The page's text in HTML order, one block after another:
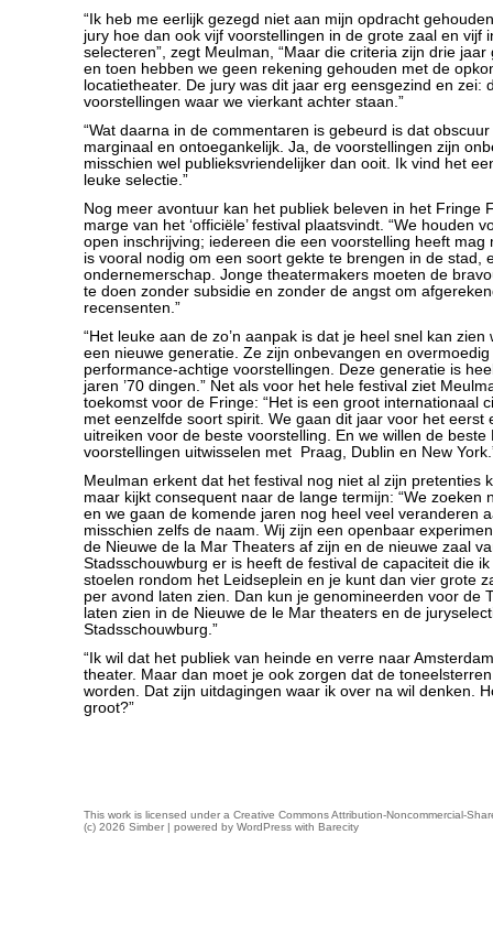
“Ik heb me eerlijk gezegd niet aan mijn opdracht
jury hoe dan ook vijf voorstellingen in de grote zaal en vijf
selecteren”, zegt Meulman, “Maar die criteria zijn drie
en toen hebben we geen rekening gehouden met de
locatietheater. De jury was dit jaar erg eensgezind en zei:
voorstellingen waar we vierkant achter staan.”
“Wat daarna in de commentaren is gebeurd is dat
marginaal en ontoegankelijk. Ja, de voorstellingen zijn
misschien wel publieksvriendelijker dan ooit. Ik vind het
leuke selectie.”
Nog meer avontuur kan het publiek beleven in het Fringe
marge van het ‘officiële’ festival plaatsvindt. “We houden
open inschrijving; iedereen die een voorstelling heeft mag
is vooral nodig om een soort gekte te brengen in de stad,
ondernemerschap. Jonge theatermakers moeten de
te doen zonder subsidie en zonder de angst om
recensenten.”
“Het leuke aan de zo’n aanpak is dat je heel snel kan
een nieuwe generatie. Ze zijn onbevangen en
performance-achtige voorstellingen. Deze generatie is
jaren ’70 dingen.” Net als voor het hele festival ziet
toekomst voor de Fringe: “Het is een groot internationaal
met eenzelfde soort spirit. We gaan dit jaar voor het eerst
uitreiken voor de beste voorstelling. En we willen de beste
voorstellingen uitwisselen met Praag, Dublin en New
Meulman erkent dat het festival nog niet al zijn pretenties
maar kijkt consequent naar de lange termijn: “We zoeken
en we gaan de komende jaren nog heel veel veranderen
misschien zelfs de naam. Wij zijn een openbaar
de Nieuwe de la Mar Theaters af zijn en de nieuwe zaal
Stadsschouwburg er is heeft de festival de capaciteit die
stoelen rondom het Leidseplein en je kunt dan vier grote
per avond laten zien. Dan kun je genomineerden voor de
laten zien in de Nieuwe de le Mar theaters en de
Stadsschouwburg.”
“Ik wil dat het publiek van heinde en verre naar
theater. Maar dan moet je ook zorgen dat de
worden. Dat zijn uitdagingen waar ik over na wil denken.
groot?”
This work is licensed under a Creative Commons Attribution-Noncommercial-
(c) 2026 Simber | powered by WordPress with Barecity